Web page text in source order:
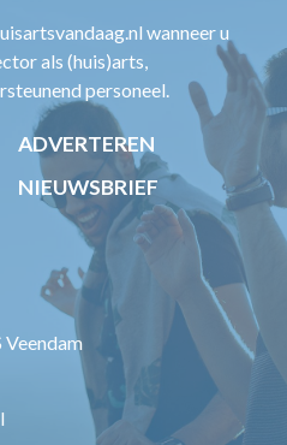
wanneer u
als (huis)arts,
personeel.
ADVERTEREN
NIEUWSBRIEF
Veendam